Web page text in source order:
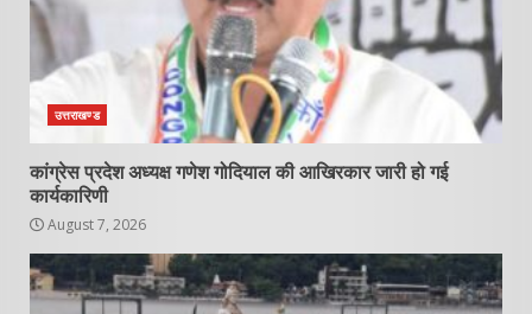
उत्तराखण्ड
कांग्रेस प्रदेश अध्यक्ष गणेश गोदियाल की आखिरकार जारी हो गई
कार्यकारिणी
August 7, 2026